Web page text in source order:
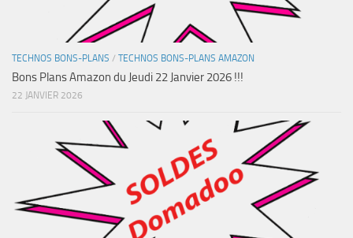
TECHNOS BONS-PLANS / TECHNOS BONS-PLANS AMAZON
Bons Plans Amazon du Jeudi 22 Janvier 2026 !!!
22 JANVIER 2026